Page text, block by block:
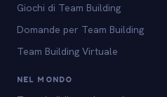
Giochi di Team Building
Domande per Team Building
Team Building Virtuale
NEL MONDO